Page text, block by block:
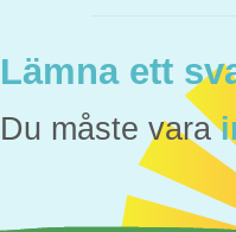
Lämna ett
Du måste vara